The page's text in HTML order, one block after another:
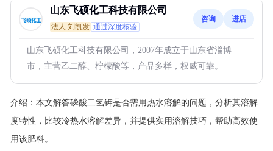
山东飞硕化工科技有限公司
法人:刘凯发 通过深度核验
咨询 进店
山东飞硕化工科技有限公司，2007年成立于山东省淄博
市，主营乙二醇、柠檬酸等，产品多样，权威可靠。
介绍： 本文解答磷酸二氢钾是否需用热水溶解的问题，分析其溶解
度特性，比较冷热水溶解差异，并提供实用溶解技巧，帮助高效使
用该肥料。